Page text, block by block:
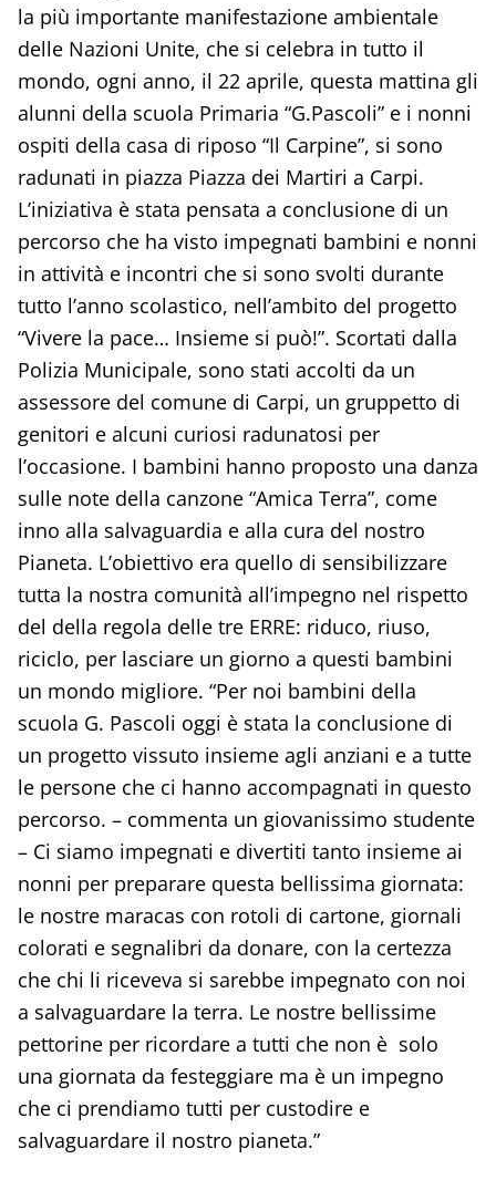
la più importante manifestazione ambientale
delle Nazioni Unite, che si celebra in tutto il
mondo, ogni anno, il 22 aprile, questa mattina gli
alunni della scuola Primaria “G.Pascoli” e i nonni
ospiti della casa di riposo “Il Carpine”, si sono
radunati in piazza Piazza dei Martiri a Carpi.
L’iniziativa è stata pensata a conclusione di un
percorso che ha visto impegnati bambini e nonni
in attività e incontri che si sono svolti durante
tutto l’anno scolastico, nell’ambito del progetto
“Vivere la pace… Insieme si può!”. Scortati dalla
Polizia Municipale, sono stati accolti da un
assessore del comune di Carpi, un gruppetto di
genitori e alcuni curiosi radunatosi per
l’occasione. I bambini hanno proposto una danza
sulle note della canzone “Amica Terra”, come
inno alla salvaguardia e alla cura del nostro
Pianeta. L’obiettivo era quello di sensibilizzare
tutta la nostra comunità all’impegno nel rispetto
del della regola delle tre ERRE: riduco, riuso,
riciclo, per lasciare un giorno a questi bambini
un mondo migliore. “Per noi bambini della
scuola G. Pascoli oggi è stata la conclusione di
un progetto vissuto insieme agli anziani e a tutte
le persone che ci hanno accompagnati in questo
percorso. – commenta un giovanissimo studente
– Ci siamo impegnati e divertiti tanto insieme ai
nonni per preparare questa bellissima giornata:
le nostre maracas con rotoli di cartone, giornali
colorati e segnalibri da donare, con la certezza
che chi li riceveva si sarebbe impegnato con noi
a salvaguardare la terra. Le nostre bellissime
pettorine per ricordare a tutti che non è solo
una giornata da festeggiare ma è un impegno
che ci prendiamo tutti per custodire e
salvaguardare il nostro pianeta.”